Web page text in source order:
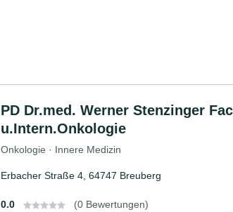
PD Dr.med. Werner Stenzinger
u.Intern.Onkologie
Onkologie · Innere Medizin
Erbacher Straße 4, 64747 Breuberg
0.0 (0 Bewertungen)